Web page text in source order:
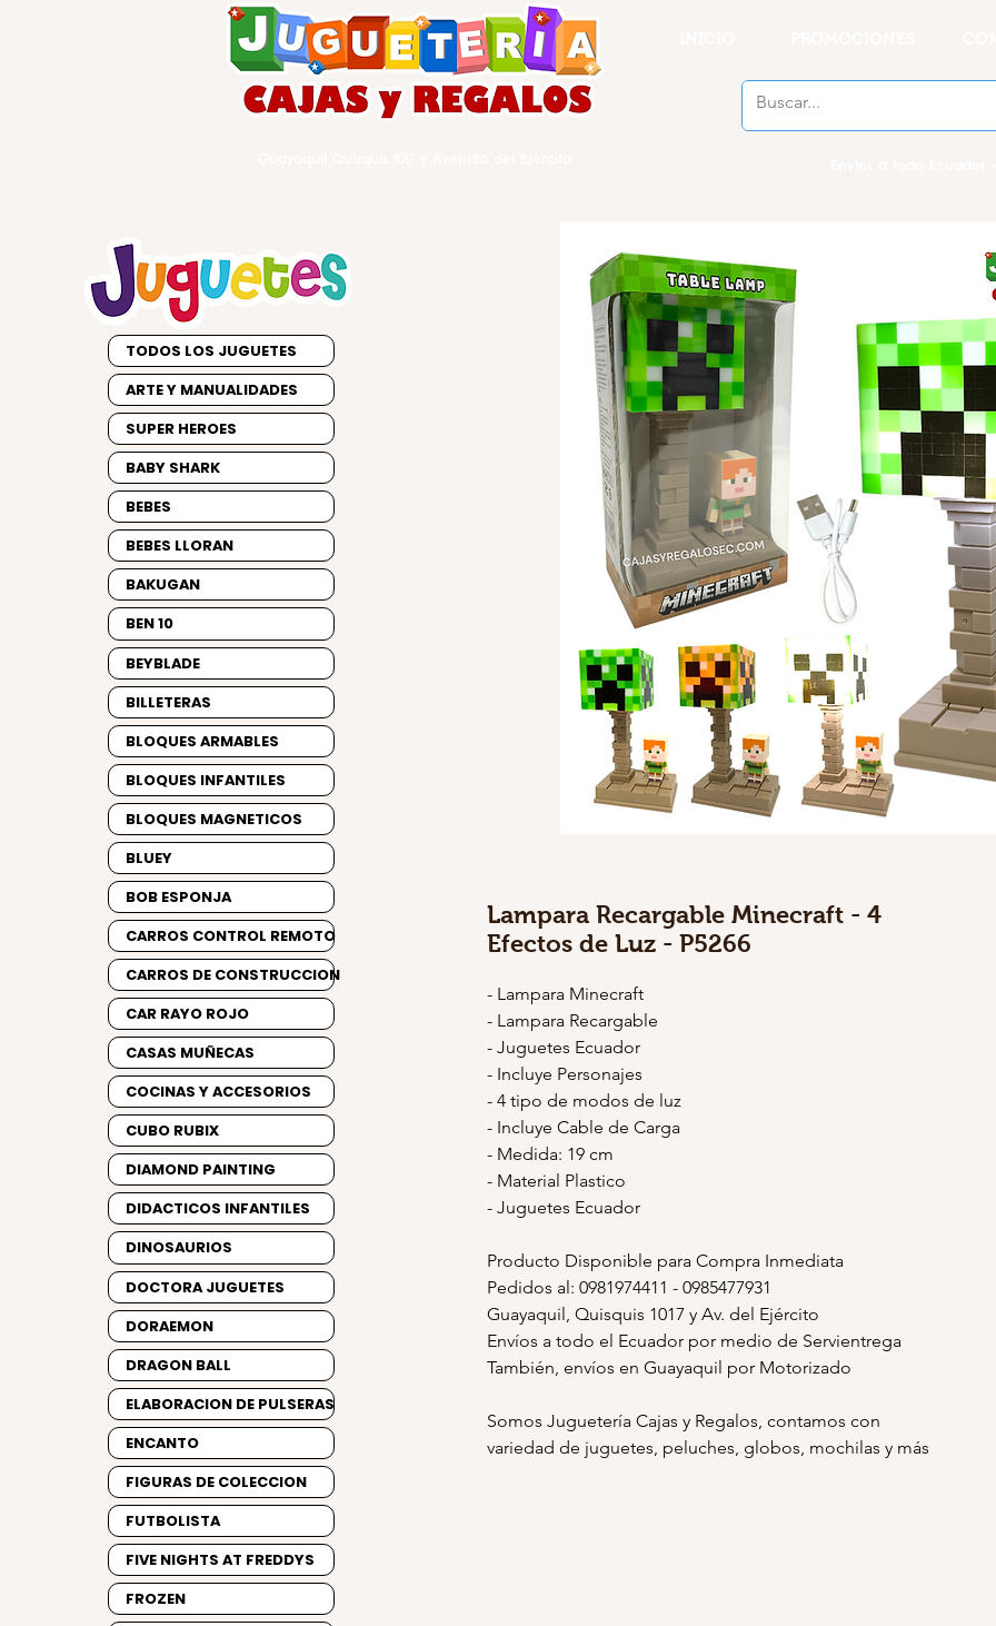
Lampara Recargable Minecraft - 4
Efectos de Luz - P5266
- Lampara Minecraft
- Lampara Recargable
- Juguetes Ecuador
- Incluye Personajes
- 4 tipo de modos de luz
- Incluye Cable de Carga
- Medida: 19 cm
- Material Plastico
- Juguetes Ecuador
Producto Disponible para Compra Inmediata
Pedidos al: 0981974411 - 0985477931
Guayaquil, Quisquis 1017 y Av. del Ejército
Envíos a todo el Ecuador por medio de Servientrega
También, envíos en Guayaquil por Motorizado
Somos Juguetería Cajas y Regalos, contamos con
variedad de juguetes, peluches, globos, mochilas y más
TODOS LOS JUGUETES
ARTE Y MANUALIDADES
SUPER HEROES
BABY SHARK
BEBES
BEBES LLORAN
BAKUGAN
BEN 10
BEYBLADE
BILLETERAS
BLOQUES ARMABLES
BLOQUES INFANTILES
BLOQUES MAGNETICOS
BLUEY
BOB ESPONJA
CARROS CONTROL REMOTO
CARROS DE CONSTRUCCION
CAR RAYO ROJO
CASAS MUÑECAS
COCINAS Y ACCESORIOS
CUBO RUBIX
DIAMOND PAINTING
DIDACTICOS INFANTILES
DINOSAURIOS
DOCTORA JUGUETES
DORAEMON
DRAGON BALL
ELABORACION DE PULSERAS
ENCANTO
FIGURAS DE COLECCION
FUTBOLISTA
FIVE NIGHTS AT FREDDYS
FROZEN